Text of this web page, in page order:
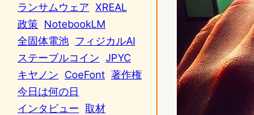
ランサムウェア XREAL
政策 NotebookLM
全固体電池 フィジカルAI
ステーブルコイン JPYC
キヤノン CoeFont 著作権
今日は何の日
インタビュー 取材